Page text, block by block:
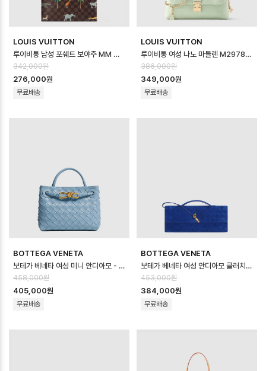
LOUIS VUITTON
루이비통 남성 포쉐트 보야주 MM 더 다즐링 리미티드 N40897 - Louis vuitt…
342,000원
276,000원
무료배송
LOUIS VUITTON
루이비통 여성 나노 마들렌 M29785 - Louis vuitton Womens Nano …
386,000원
349,000원
무료배송
BOTTEGA VENETA
보테가 베네타 여성 미니 안디아모 - Bottega veneta Womens Mini An…
458,000원
405,000원
무료배송
BOTTEGA VENETA
보테가 베네타 여성 안디아모 클러치 - Bottega veneta Womens Andiam…
453,000원
384,000원
무료배송